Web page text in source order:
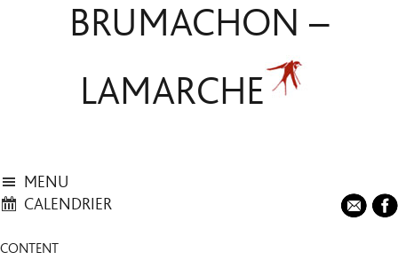
BRUMACHON –
LAMARCHE
MENU
CALENDRIER
CONTENT